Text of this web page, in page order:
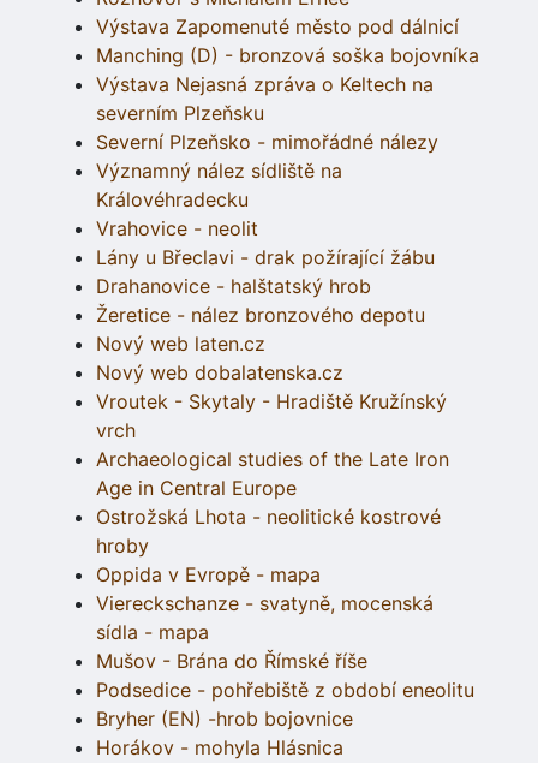
Výstava Zapomenuté město pod dálnicí
Manching (D) - bronzová soška bojovníka
Výstava Nejasná zpráva o Keltech na
severním Plzeňsku
Severní Plzeňsko - mimořádné nálezy
Významný nález sídliště na
Královéhradecku
Vrahovice - neolit
Lány u Břeclavi - drak požírající žábu
Drahanovice - halštatský hrob
Žeretice - nález bronzového depotu
Nový web laten.cz
Nový web dobalatenska.cz
Vroutek - Skytaly - Hradiště Kružínský
vrch
Archaeological studies of the Late Iron
Age in Central Europe
Ostrožská Lhota - neolitické kostrové
hroby
Oppida v Evropě - mapa
Viereckschanze - svatyně, mocenská
sídla - mapa
Mušov - Brána do Římské říše
Podsedice - pohřebiště z období eneolitu
Bryher (EN) -hrob bojovnice
Horákov - mohyla Hlásnica